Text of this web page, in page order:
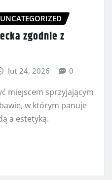
UNCATEGORIZED
zgodnie z
lut 24, 2026 0
miejscem sprzyjającym
w którym panuje
a estetyką.